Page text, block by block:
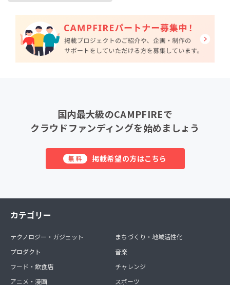
国内最大級のCAMPFIREで
クラウドファンディングを始めましょう
無料 掲載希望の方はこちら
カテゴリー
テクノロジー・ガジェット
プロダクト
フード・飲食店
アニメ・漫画
まちづくり・地域活性化
音楽
チャレンジ
スポーツ